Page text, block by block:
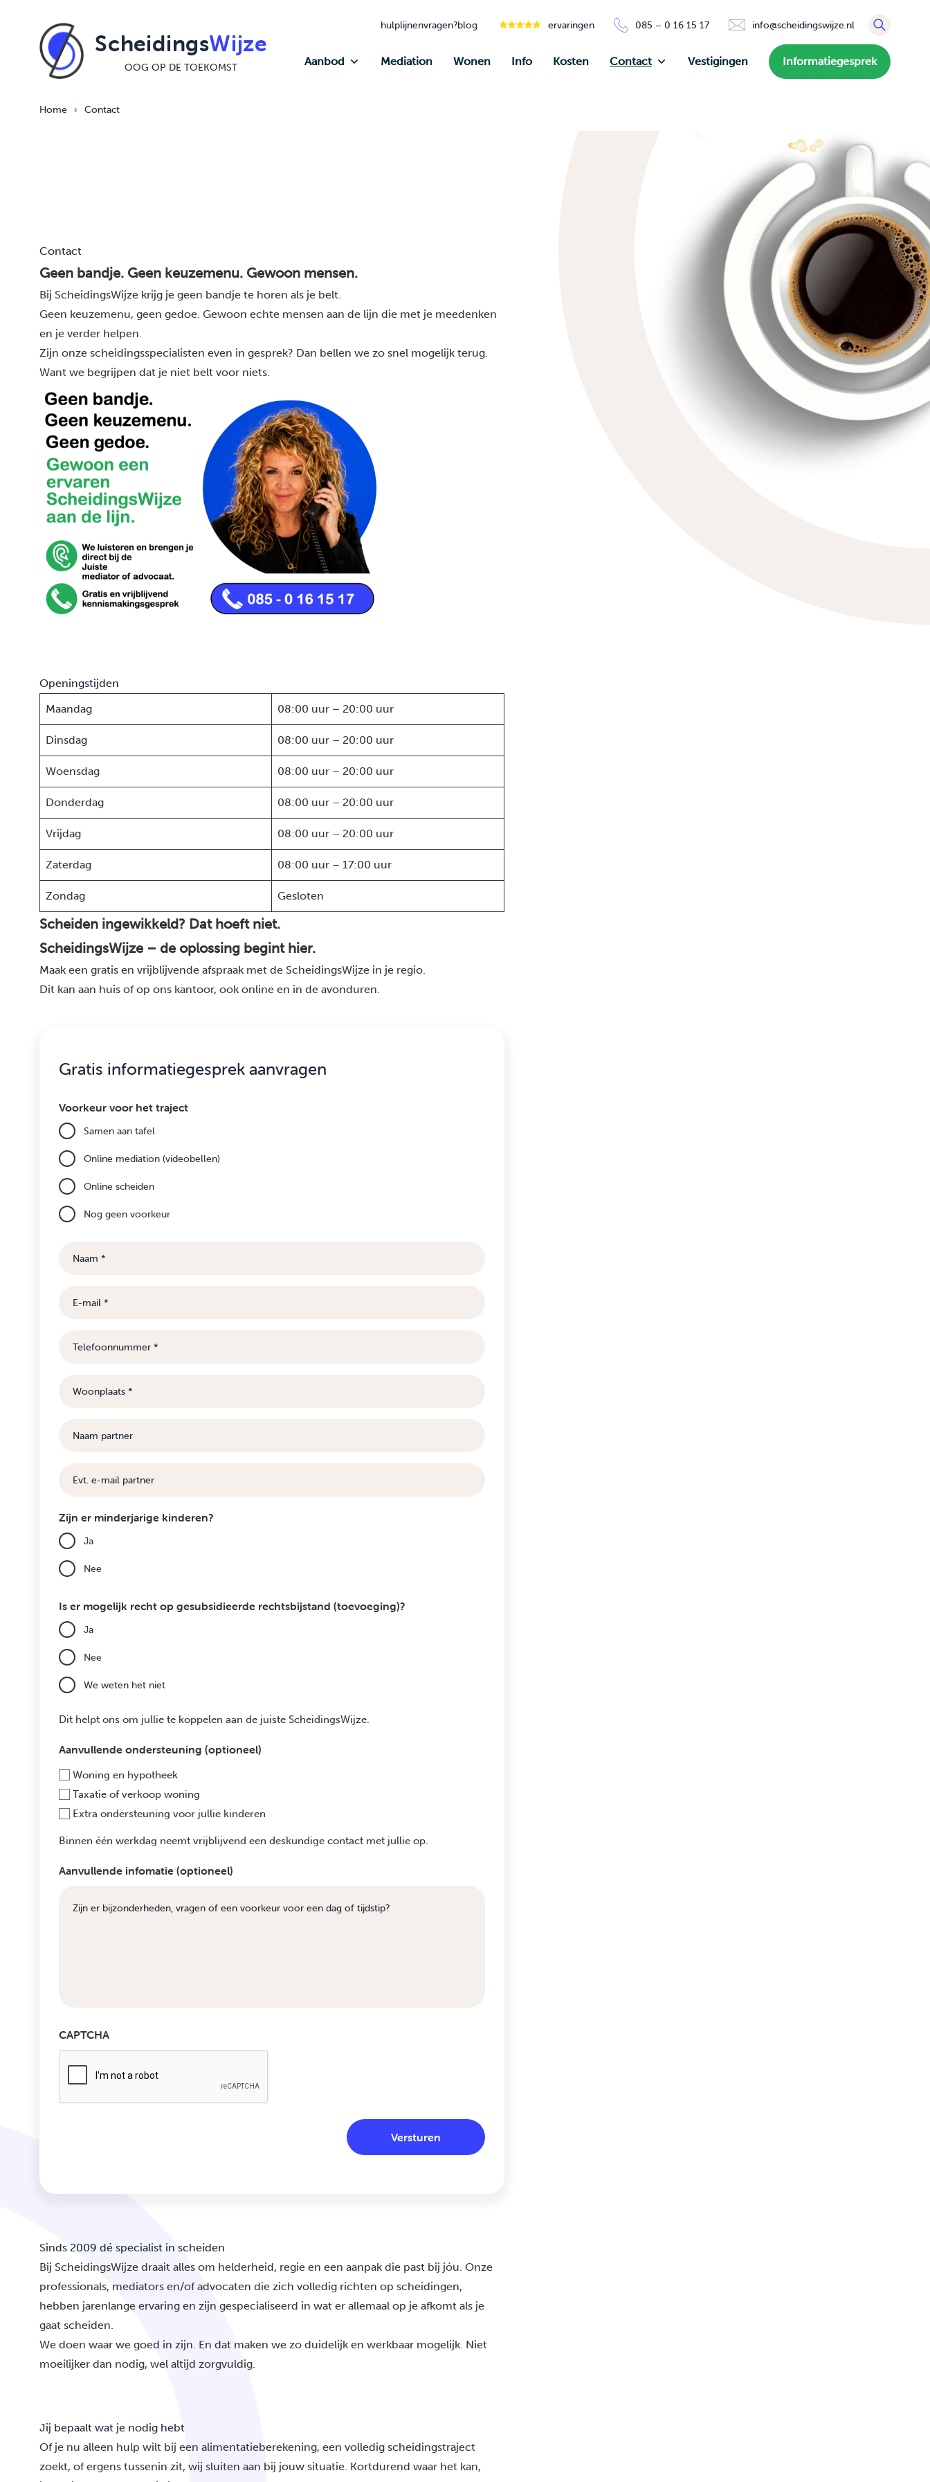
ScheidingsWijze
OOG OP DE TOEKOMST
hulplijnenvragen?blog ervaringen 085 – 0 16 15 17 info@scheidingswijze.nl
Aanbod Mediation Wonen Info Kosten Contact Vestigingen Informatiegesprek
Home › Contact
Contact
Geen bandje. Geen keuzemenu. Gewoon mensen.
Bij ScheidingsWijze krijg je geen bandje te horen als je belt.
Geen keuzemenu, geen gedoe. Gewoon echte mensen aan de lijn die met je meedenken
en je verder helpen.
Zijn onze scheidingsspecialisten even in gesprek? Dan bellen we zo snel mogelijk terug.
Want we begrijpen dat je niet belt voor niets.
Openingstijden
Maandag
08:00 uur – 20:00 uur
Dinsdag 08:00 uur – 20:00 uur
Woensdag 08:00 uur – 20:00 uur
Donderdag 08:00 uur – 20:00 uur
Vrijdag 08:00 uur – 20:00 uur
Zaterdag 08:00 uur – 17:00 uur
Zondag Gesloten
Scheiden ingewikkeld? Dat hoeft niet.
ScheidingsWijze – de oplossing begint hier.
Maak een gratis en vrijblijvende afspraak met de ScheidingsWijze in je regio.
Dit kan aan huis of op ons kantoor, ook online en in de avonduren.
Gratis informatiegesprek aanvragen
Voorkeur voor het traject
Samen aan tafel
Online mediation (videobellen)
Online scheiden
Nog geen voorkeur
Zijn er minderjarige kinderen?
Ja
Nee
Is er mogelijk recht op gesubsidieerde rechtsbijstand (toevoeging)?
Ja
Nee
We weten het niet
Dit helpt ons om jullie te koppelen aan de juiste ScheidingsWijze.
Aanvullende ondersteuning (optioneel)
Woning en hypotheek
Taxatie of verkoop woning
Extra ondersteuning voor jullie kinderen
Binnen één werkdag neemt vrijblijvend een deskundige contact met jullie op.
Aanvullende infomatie (optioneel)
CAPTCHA
Sinds 2009 dé specialist in scheiden
Bij ScheidingsWijze draait alles om helderheid, regie en een aanpak die past bij jóu. Onze
professionals, mediators en/of advocaten die zich volledig richten op scheidingen,
hebben jarenlange ervaring en zijn gespecialiseerd in wat er allemaal op je afkomt als je
gaat scheiden.
We doen waar we goed in zijn. En dat maken we zo duidelijk en werkbaar mogelijk. Niet
moeilijker dan nodig, wel altijd zorgvuldig.
Jij bepaalt wat je nodig hebt
Of je nu alleen hulp wilt bij een alimentatieberekening, een volledig scheidingstraject
zoekt, of ergens tussenin zit, wij sluiten aan bij jouw situatie. Kortdurend waar het kan,